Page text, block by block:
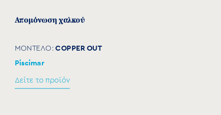
Απομόνωση χαλκού
ΜΟΝΤΕΛΟ:COPPER OUT
Piscimar
Δείτε το προϊόν